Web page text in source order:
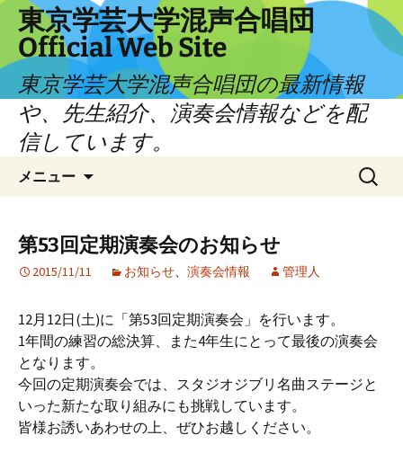
ン
ツ
キ
東京学芸大学混声合唱団
Official Web Site
東京学芸大学混声合唱団の最新情報
や、先生紹介、演奏会情報などを配
信しています。
メニュー
検
索:
第53回定期演奏会のお知らせ
2015/11/11 お知らせ、 演奏会情報 管理人
12月12日(土)に「第53回定期演奏会」を行います。
1年間の練習の総決算、また4年生にとって最後の演奏会
となります。
今回の定期演奏会では、スタジオジブリ名曲ステージと
いった新たな取り組みにも挑戦しています。
皆様お誘いあわせの上、ぜひお越しください。